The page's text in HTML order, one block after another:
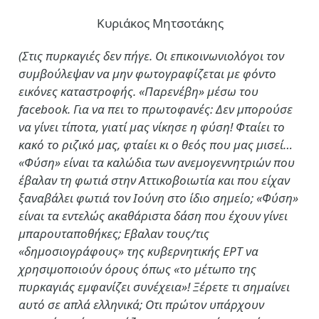
Κυριάκος Μητσοτάκης
(Στις πυρκαγιές δεν πήγε. Οι επικοινωνιολόγοι τον
συμβούλεψαν να μην φωτογραφίζεται με φόντο
εικόνες καταστροφής. «Παρενέβη» μέσω του
facebook. Για να πει το πρωτοφανές: Δεν μπορούσε
να γίνει τίποτα, γιατί μας νίκησε η φύση! Φταίει το
κακό το ριζικό μας, φταίει κι ο θεός που μας μισεί…
«Φύση» είναι τα καλώδια των ανεμογεννητριών που
έβαλαν τη φωτιά στην Αττικοβοιωτία και που είχαν
ξαναβάλει φωτιά τον Ιούνη στο ίδιο σημείο; «Φύση»
είναι τα εντελώς ακαθάριστα δάση που έχουν γίνει
μπαρουταποθήκες; Εβαλαν τους/τις
«δημοσιογράφους» της κυβερνητικής ΕΡΤ να
χρησιμοποιούν όρους όπως «το μέτωπο της
πυρκαγιάς εμφανίζει συνέχεια»! Ξέρετε τι σημαίνει
αυτό σε απλά ελληνικά; Οτι πρώτον υπάρχουν